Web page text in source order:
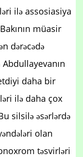
ilə assosiasiya
müasir
dərəcədə
daha bir
ilə daha çox
silsilə əsərlərdə
olan
təsvirləri